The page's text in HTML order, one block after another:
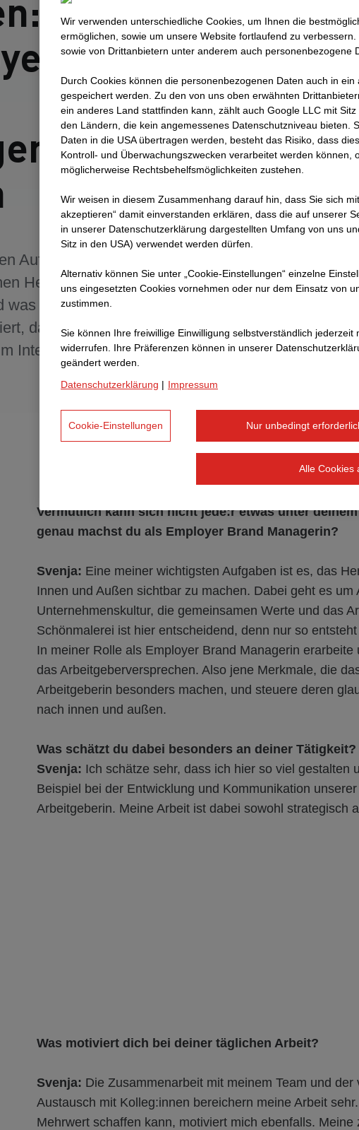
Aufgaben sie
Herausforderungen
was sie dabei
das erzählt euch
Interview.
Vermutlich kann sich nicht jede:r etwas unter
genau machst du als Employer Brand Managerin?
Svenja: Eine meiner wichtigsten Aufgaben ist es, das
Innen und Außen sichtbar zu machen. Dabei geht es um
Unternehmenskultur, die gemeinsamen Werte und das
Schönmalerei ist hier entscheidend, denn nur so
In meiner Rolle als Employer Brand Managerin erarbeite
das Arbeitgeberversprechen. Also jene Merkmale, die
Arbeitgeberin besonders machen, und steuere deren
nach innen und außen.
Was schätzt du dabei besonders an deiner Tätigkeit?
Svenja: Ich schätze sehr, dass ich hier so viel gestalten
Beispiel bei der Entwicklung und Kommunikation
Arbeitgeberin. Meine Arbeit ist dabei sowohl strategisch
Was motiviert dich bei deiner täglichen Arbeit?
Svenja: Die Zusammenarbeit mit meinem Team und
Austausch mit Kolleg:innen bereichern meine Arbeit
Mehrwert schaffen kann, motiviert mich ebenfalls. Meine
Wir verwenden unterschiedliche Cookies, um Ihnen die
ermöglichen, sowie um unsere Website fortlaufend zu
sowie von Drittanbietern unter anderem auch personenbezogene
Durch Cookies können die personenbezogenen Daten auch in
gespeichert werden. Zu den von uns oben erwähnten
ein anderes Land stattfinden kann, zählt auch Google LLC mit
den Ländern, die kein angemessenes Datenschutzniveau bieten.
Daten in die USA übertragen werden, besteht das Risiko, dass
Kontroll- und Überwachungszwecken verarbeitet werden können,
möglicherweise Rechtsbehelfsmöglichkeiten zustehen.
Wir weisen in diesem Zusammenhang darauf hin, dass Sie sich
akzeptieren“ damit ein­ver­standen erklären, dass die auf unserer
in unserer Datenschutzerklärung dargestellten Umfang von uns
Sitz in den USA) verwendet werden dürfen.
Alternativ können Sie unter „Cookie-Einstellungen“ einzelne
uns eingesetzten Cookies vornehmen oder nur dem Einsatz von
zustimmen.
Sie können Ihre freiwillige Einwilligung selbstverständlich jederzeit
widerrufen. Ihre Prä­fe­renzen können in unserer
geändert werden.
Datenschutzerklärung | Impressum
Nur unbedingt
Alle Cookies
Cookie-Einstellungen